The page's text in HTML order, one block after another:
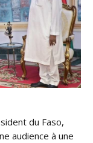
du Faso,
audience à une